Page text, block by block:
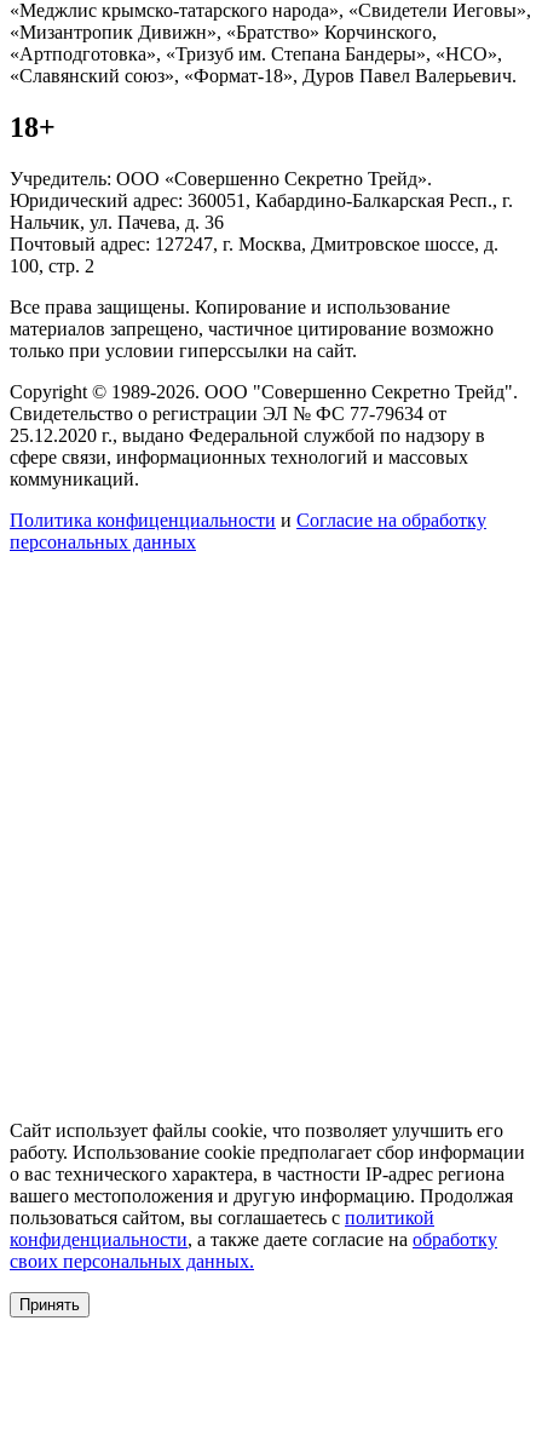
«Меджлис крымско-татарского народа», «Свидетели Иеговы»,
«Мизантропик Дивижн», «Братство» Корчинского,
«Артподготовка», «Тризуб им. Степана Бандеры», «НСО»,
«Славянский союз», «Формат-18», Дуров Павел Валерьевич.
18+
Учредитель: ООО «Совершенно Секретно Трейд».
Юридический адрес: 360051, Кабардино-Балкарская Респ., г.
Нальчик, ул. Пачева, д. 36
Почтовый адрес: 127247, г. Москва, Дмитровское шоссе, д.
100, стр. 2
Все права защищены. Копирование и использование
материалов запрещено, частичное цитирование возможно
только при условии гиперссылки на сайт.
Copyright © 1989-2026. ООО "Совершенно Секретно Трейд".
Свидетельство о регистрации ЭЛ № ФС 77-79634 от
25.12.2020 г., выдано Федеральной службой по надзору в
сфере связи, информационных технологий и массовых
коммуникаций.
Политика конфиценциальности и Согласие на обработку
персональных данных
Сайт использует файлы cookie, что позволяет улучшить его
работу. Использование cookie предполагает сбор информации
о вас технического характера, в частности IP-адрес региона
вашего местоположения и другую информацию. Продолжая
пользоваться сайтом, вы соглашаетесь с политикой
конфиденциальности, а также даете согласие на обработку
своих персональных данных.
Принять